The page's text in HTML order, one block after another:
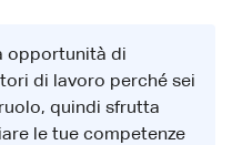
opportunità di
di lavoro perché sei
quindi sfrutta
le tue competenze